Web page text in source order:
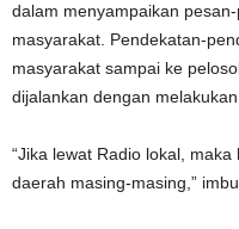
dalam menyampaikan
masyarakat. Pendekatan-
masyarakat sampai ke
dijalankan dengan
“Jika lewat Radio lokal,
daerah masing-masing,”